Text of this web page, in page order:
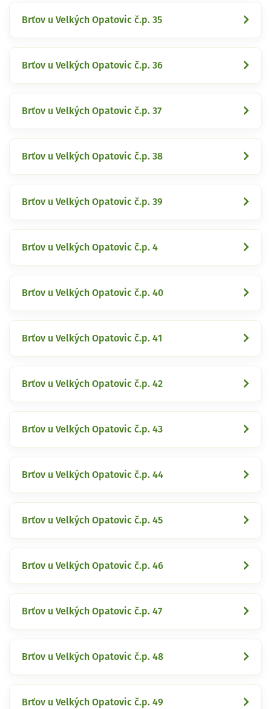
Brťov u Velkých Opatovic č.p. 35
Brťov u Velkých Opatovic č.p. 36
Brťov u Velkých Opatovic č.p. 37
Brťov u Velkých Opatovic č.p. 38
Brťov u Velkých Opatovic č.p. 39
Brťov u Velkých Opatovic č.p. 4
Brťov u Velkých Opatovic č.p. 40
Brťov u Velkých Opatovic č.p. 41
Brťov u Velkých Opatovic č.p. 42
Brťov u Velkých Opatovic č.p. 43
Brťov u Velkých Opatovic č.p. 44
Brťov u Velkých Opatovic č.p. 45
Brťov u Velkých Opatovic č.p. 46
Brťov u Velkých Opatovic č.p. 47
Brťov u Velkých Opatovic č.p. 48
Brťov u Velkých Opatovic č.p. 49